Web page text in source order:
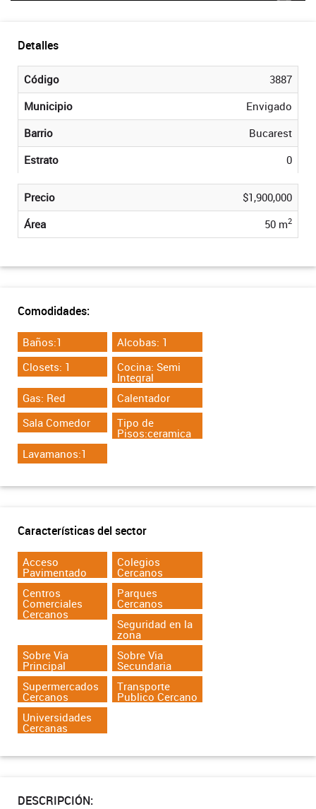
Detalles
Código
3887
Municipio
Envigado
Barrio
Bucarest
Estrato
0
Precio
$1,900,000
Área
50 m2
Comodidades:
Baños:1
Alcobas: 1
Closets: 1
Cocina: Semi
Integral
Gas: Red
Calentador
Sala Comedor
Tipo de
Pisos:ceramica
Lavamanos:1
Características del sector
Acceso
Pavimentado
Colegios
Cercanos
Centros
Comerciales
Cercanos
Parques
Cercanos
Seguridad en la
zona
Sobre Via
Principal
Sobre Via
Secundaria
Supermercados
Cercanos
Transporte
Publico Cercano
Universidades
Cercanas
DESCRIPCIÓN: